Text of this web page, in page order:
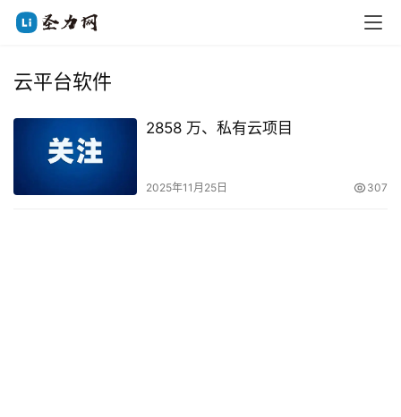
云平台软件
2858 万、私有云项目
2025年11月25日 307